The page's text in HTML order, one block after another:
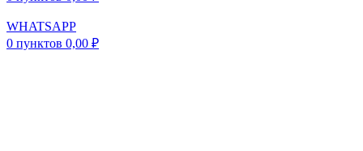
WHATSAPP
0 пунктов 0,00 ₽